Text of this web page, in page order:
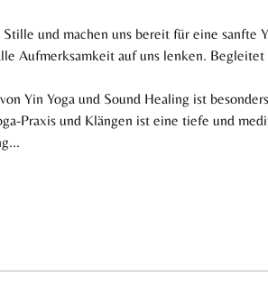
und machen uns bereit für eine sanfte
Aufmerksamkeit auf uns lenken.
Yin Yoga und Sound Healing ist
Praxis und Klängen ist eine tiefe und